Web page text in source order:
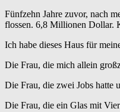
Fünfzehn Jahre zuvor, nach
flossen. 6,8 Millionen Dollar.
Ich habe dieses Haus für
Die Frau, die mich allein
Die Frau, die zwei Jobs hatte
Die Frau, die ein Glas mit